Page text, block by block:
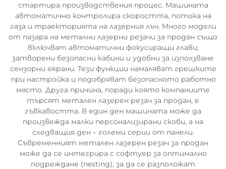
стартира производствения процес. Машината
автоматично контролира скоростта, потока на
газа и траекторията на лазерния лъч. Много модели
от пазара на метални лазерни резачи за продан също
включват автоматични фокусиращи глави,
затворени безопасни кабини и удобни за използване
сензорни екрани. Тези функции намаляват грешките
при настройка и подобряват безопасното работно
място. Друга причина, поради която компаниите
търсят метален лазерен резач за продан, е
гъвкавостта. В един ден машината може да
произвежда малки персонализирани скоби, а на
следващия ден – големи серии от панели.
Съвременният метален лазерен резач за продан
може да се интегрира с софтуер за оптимално
подреждане (nesting), за да се разположат